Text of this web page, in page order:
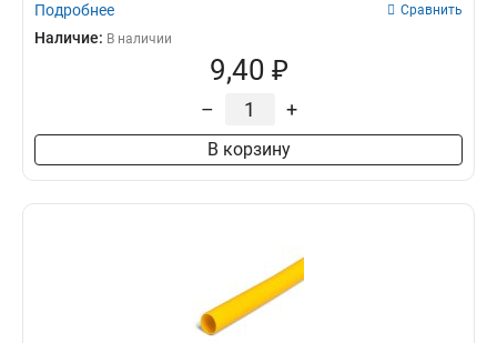
Подробнее Сравнить
Наличие: В наличии
9,40 ₽
– +
В корзину